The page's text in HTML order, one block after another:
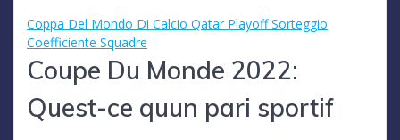
Coppa Del Mondo Di Calcio Qatar Playoff Sorteggio
Coefficiente Squadre
Coupe Du Monde 2022:
Quest-ce quun pari sportif